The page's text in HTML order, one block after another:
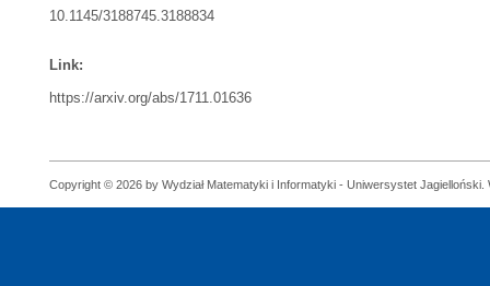
10.1145/3188745.3188834
Link:
https://arxiv.org/abs/1711.01636
Copyright © 2026 by Wydział Matematyki i Informatyki - Uniwersystet